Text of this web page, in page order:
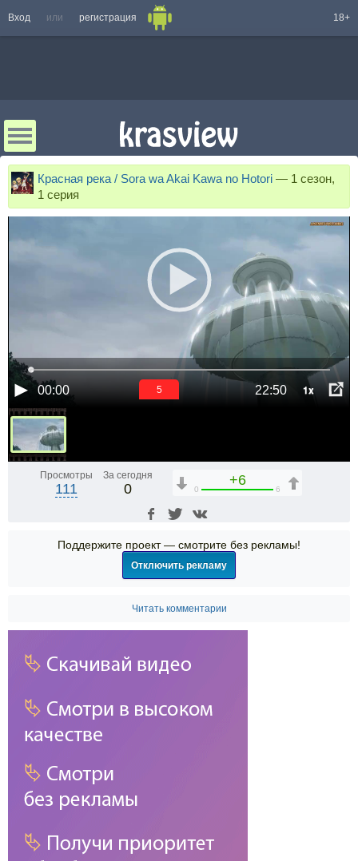
Вход или регистрация 18+
Красная река / Sora wa Akai Kawa no Hotori — 1 сезон,
1 серия
00:00 22:50 1x
5
Просмотры
111
За сегодня
0
+6
0 6
Поддержите проект — смотрите без рекламы!
Отключить рекламу
Читать комментарии